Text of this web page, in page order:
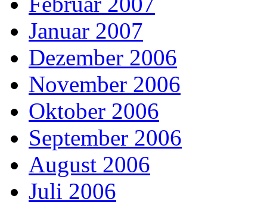
Januar 2007
Dezember 2006
November 2006
Oktober 2006
September 2006
August 2006
Juli 2006